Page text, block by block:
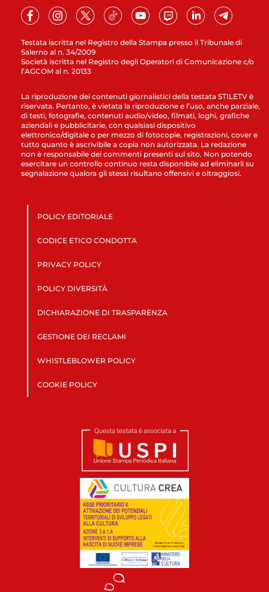
Testata iscritta nel Registro della Stampa presso il Tribunale di
Salerno al n. 34/2009
Società iscritta nel Registro degli Operatori di Comunicazione c/o
l’AGCOM al n. 20133
La riproduzione dei contenuti giornalistici della testata STILETV è
riservata. Pertanto, è vietata la riproduzione e l’uso, anche parziale,
di testi, fotografie, contenuti audio/video, filmati, loghi, grafiche
aziendali e pubblicitarie, con qualsiasi dispositivo
elettronico/digitale o per mezzo di fotocopie, registrazioni, cover e
tutto quanto è ascrivibile a copia non autorizzata. La redazione
non è responsabile dei commenti presenti sul sito. Non potendo
esercitare un controllo continuo resta disponibile ad eliminarli su
segnalazione qualora gli stessi risultano offensivi e oltraggiosi.
POLICY EDITORIALE
CODICE ETICO CONDOTTA
PRIVACY POLICY
POLICY DIVERSITÀ
DICHIARAZIONE DI TRASPARENZA
GESTIONE DEI RECLAMI
WHISTLEBLOWER POLICY
COOKIE POLICY